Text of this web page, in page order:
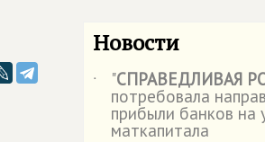
Новости
˙ "СПРАВЕДЛИВАЯ
потребовала
прибыли банков на
маткапитала